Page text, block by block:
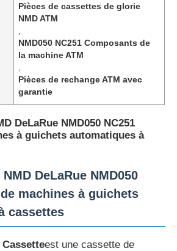
Pièces de cassettes de glorie
NMD ATM
NMD050 NC251 Composants de
la machine ATM
Pièces de rechange ATM avec
garantie
DeLaRue NMD050 NC251
à guichets automatiques à
DeLaRue NMD050
machines à guichets
cassettes
Cassetteest une cassette de